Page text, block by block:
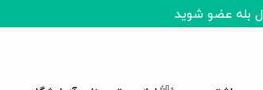
بله عضو شوید